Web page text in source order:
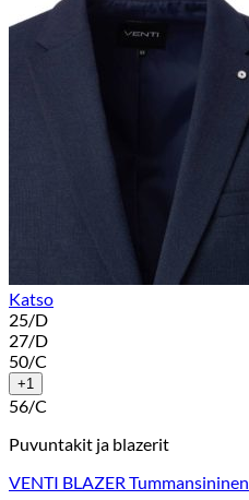
Katso
25/D
27/D
50/C
+1
56/C
Puvuntakit ja blazerit
VENTI BLAZER Tummansininen